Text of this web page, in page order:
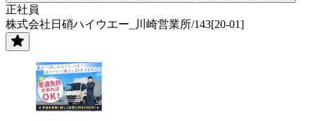
正社員
株式会社日硝ハイウエー_川崎営業所/143[20-01]